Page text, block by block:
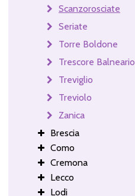
Scanzorosciate
Seriate
Torre Boldone
Trescore Balneario
Treviglio
Treviolo
Zanica
Brescia
Como
Cremona
Lecco
Lodi